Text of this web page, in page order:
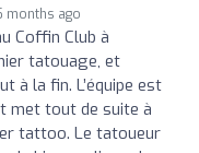
months ago
Coffin Club à
tatouage, et
à la fin. L’équipe est
met tout de suite à
tattoo. Le tatoueur